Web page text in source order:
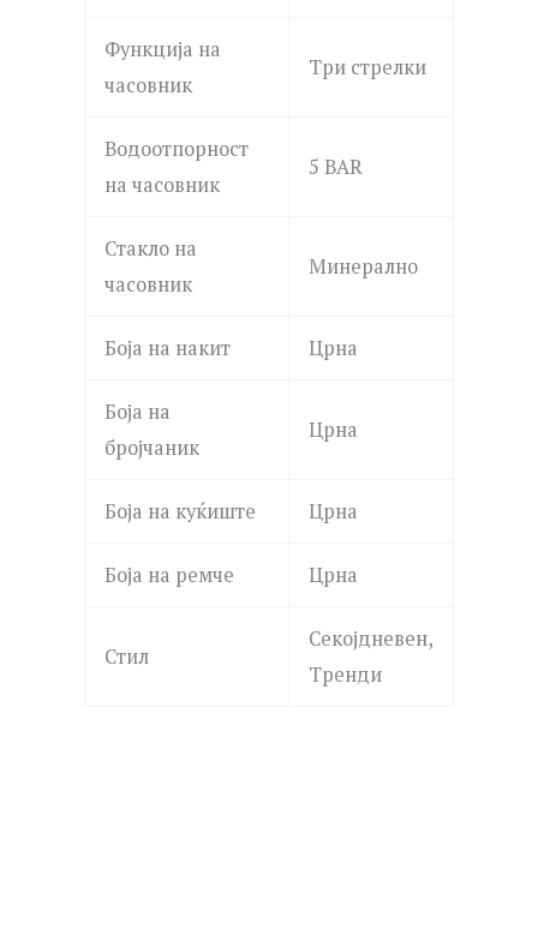
Функција на
часовник
Три стрелки
Водоотпорност
на часовник
5 BAR
Стакло на
часовник
Минерално
Боја на накит Црна
Боја на
бројчаник
Црна
Боја на куќиште Црна
Боја на ремче Црна
Стил
Секојдневен,
Тренди